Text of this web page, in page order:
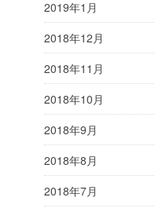
2019年1月
2018年12月
2018年11月
2018年10月
2018年9月
2018年8月
2018年7月